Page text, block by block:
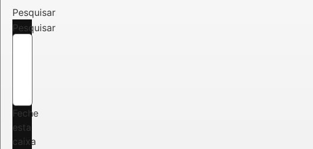
Pesquisar
Pesquisar
Feche
esta
caixa